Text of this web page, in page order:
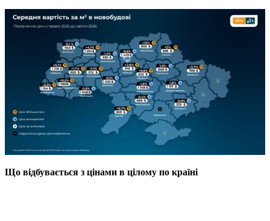
Що відбувається з цінами в цілому по країні